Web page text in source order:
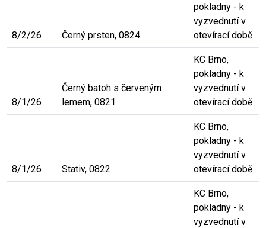
8/2/26 Černý prsten, 0824
pokladny - k
vyzvednutí v
otevírací době
8/1/26
Černý batoh s červeným
lemem, 0821
KC Brno,
pokladny - k
vyzvednutí v
otevírací době
8/1/26 Stativ, 0822
KC Brno,
pokladny - k
vyzvednutí v
otevírací době
KC Brno,
pokladny - k
vyzvednutí v